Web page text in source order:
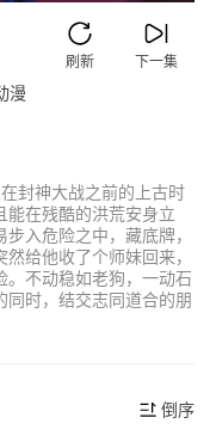
下一集
刷新
漫
封神大战之前的上古时
能在残酷的洪荒安身立
入危险之中，藏底牌，
给他收了个师妹回来，
。不动稳如老狗，一动石
时，结交志同道合的朋
倒序